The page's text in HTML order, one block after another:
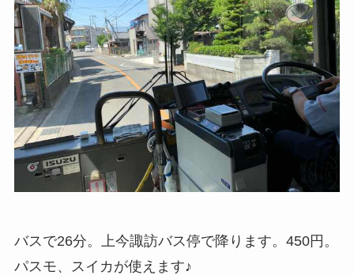
バスで26分。上今諏訪バス停で降ります。450円。
パスモ、スイカが使えます♪